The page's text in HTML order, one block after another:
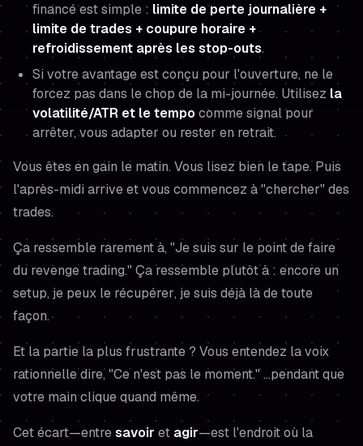
financé est simple : limite de perte journalière +
limite de trades + coupure horaire +
refroidissement après les stop-outs.
Si votre avantage est conçu pour l'ouverture, ne le
forcez pas dans le chop de la mi-journée. Utilisez la
volatilité/ATR et le tempocomme signal pour
arrêter, vous adapter ou rester en retrait.
Vous êtes en gain le matin. Vous lisez bien le tape. Puis
l'après-midi arrive et vous commencez à "chercher" des
trades.
Ça ressemble rarement à, "Je suis sur le point de faire
du revenge trading." Ça ressemble plutôt à : encore un
setup,je peux le récupérer, je suis déjà là de toute
façon.
Et la partie la plus frustrante ? Vous entendez la voix
rationnelle dire,"Ce n'est pas le moment."…pendant que
votre main clique quand même.
Cet écart—entresavoir et agir—est l'endroit où la